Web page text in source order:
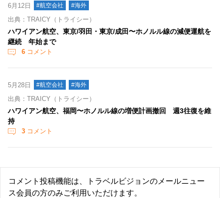
6月12日 #航空会社 #海外
出典：TRAICY（トライシー）
ハワイアン航空、東京/羽田・東京/成田〜ホノルル線の減便運航を
継続 年始まで
6 コメント
5月28日 #航空会社 #海外
出典：TRAICY（トライシー）
ハワイアン航空、福岡〜ホノルル線の増便計画撤回 週3往復を維
持
3 コメント
コメント投稿機能は、トラベルビジョンのメールニュー
ス会員の方のみご利用いただけます。